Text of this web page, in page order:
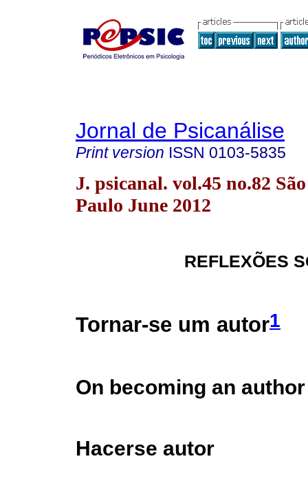
Jornal de Psicanálise
Print version ISSN 0103-5835
J. psicanal. vol.45 no.82 São
Paulo June 2012
REFLEXÕES
Tornar-se um autor1
On becoming an author
Hacerse autor